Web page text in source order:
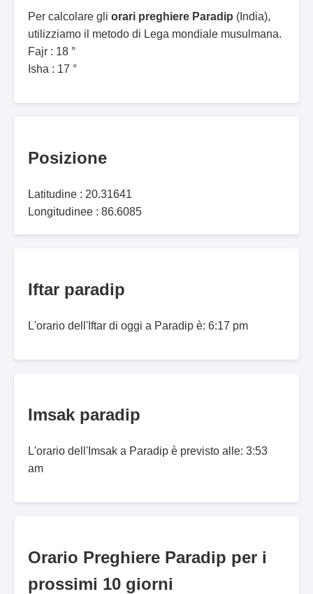
Per calcolare gli orari preghiere Paradip (India),
utilizziamo il metodo di Lega mondiale musulmana.
Fajr : 18 °
Isha : 17 °
Posizione
Latitudine : 20.31641
Longitudinee : 86.6085
Iftar paradip
L'orario dell'Iftar di oggi a Paradip è: 6:17 pm
Imsak paradip
L'orario dell'Imsak a Paradip è previsto alle: 3:53
am
Orario Preghiere Paradip per i
prossimi 10 giorni